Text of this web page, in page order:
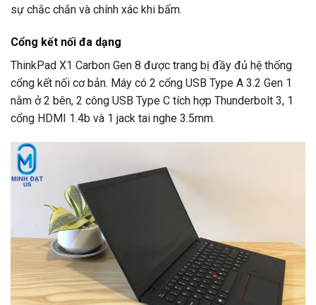
sự chắc chắn và chính xác khi bấm.
Cổng kết nối đa dạng
ThinkPad X1 Carbon Gen 8 được trang bị đầy đủ hệ thống
cổng kết nối cơ bản. Máy có 2 cổng USB Type A 3.2 Gen 1
nằm ở 2 bên, 2 công USB Type C tích hợp Thunderbolt 3, 1
cổng HDMI 1.4b và 1 jack tai nghe 3.5mm.